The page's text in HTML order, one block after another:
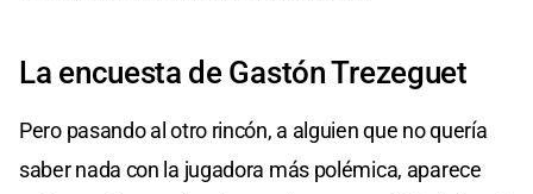
La encuesta de Gastón Trezeguet
Pero pasando al otro rincón, a alguien que no quería
saber nada con la jugadora más polémica, aparece